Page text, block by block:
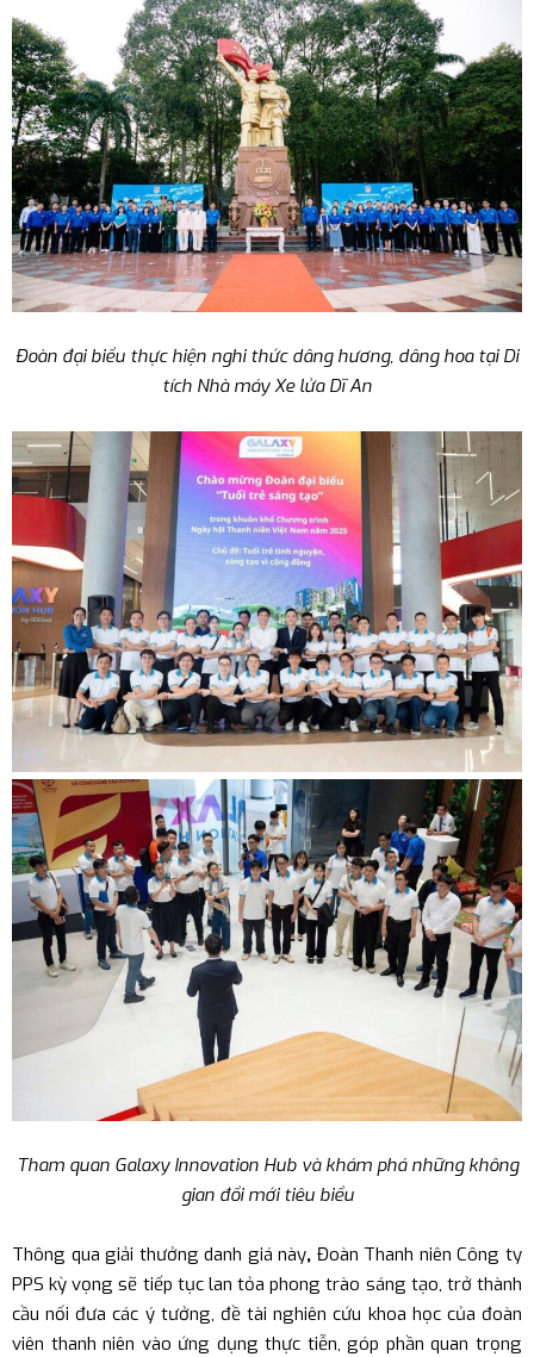
Đoàn đại biểu thực hiện nghi thức dâng hương, dâng hoa tại Di
tích Nhà máy Xe lửa Dĩ An
Tham quan Galaxy Innovation Hub và khám phá những không
gian đổi mới tiêu biểu
Thông qua giải thưởng danh giá này, Đoàn Thanh niên Công ty
PPS kỳ vọng sẽ tiếp tục lan tỏa phong trào sáng tạo, trở thành
cầu nối đưa các ý tưởng, đề tài nghiên cứu khoa học của đoàn
viên thanh niên vào ứng dụng thực tiễn, góp phần quan trọng